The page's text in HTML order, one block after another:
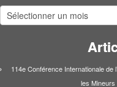
Archives
114e Conférence Internationale de
les